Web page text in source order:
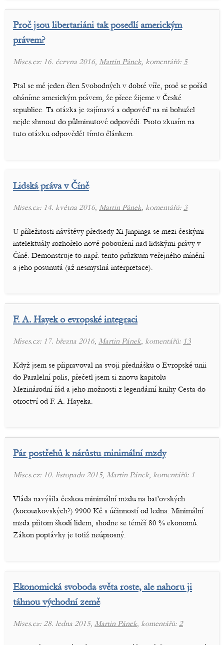
Proč jsou libertariáni tak posedlí americkým
právem?
Mises.cz: 16. června 2016, Martin Pánek, komentářů: 5
Ptal se mě jeden člen Svobodných v dobré víře, proč se pořád
oháníme americkým právem, že přece žijeme v České
republice. Ta otázka je zajímavá a odpověď na ni bohužel
nejde shrnout do půlminutové odpovědi. Proto zkusím na
tuto otázku odpovědět tímto článkem.
Lidská práva v Číně
Mises.cz: 14. května 2016, Martin Pánek, komentářů: 3
U příležitosti návštěvy předsedy Xi Jinpinga se mezi českými
intelektuály rozhořelo nové pobouření nad lidskými právy v
Číně. Demonstruje to např. tento průzkum veřejného mínění
a jeho posunutá (až nesmyslná interpretace).
F. A. Hayek o evropské integraci
Mises.cz: 17. března 2016, Martin Pánek, komentářů: 13
Když jsem se připravoval na svoji přednášku o Evropské unii
do Paralelní polis, přečetl jsem si znovu kapitolu
Mezinárodní řád a jeho možnosti z legendární knihy Cesta do
otroctví od F. A. Hayeka.
Pár postřehů k nárůstu minimální mzdy
Mises.cz: 10. listopadu 2015, Martin Pánek, komentářů: 1
Vláda navýšila českou minimální mzdu na baťovských
(kocourkovských?) 9900 Kč s účinností od ledna. Minimální
mzda přitom škodí lidem, shodne se téměř 80 % ekonomů.
Zákon poptávky je totiž neúprosný.
Ekonomická svoboda světa roste, ale nahoru ji
táhnou východní země
Mises.cz: 28. ledna 2015, Martin Pánek, komentářů: 2